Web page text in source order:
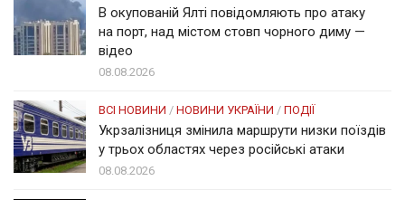
В окупованій Ялті повідомляють про атаку
на порт, над містом стовп чорного диму —
відео
08.08.2026
ВСІ НОВИНИ / НОВИНИ УКРАЇНИ / ПОДІЇ
Укрзалізниця змінила маршрути низки поїздів
у трьох областях через російські атаки
08.08.2026